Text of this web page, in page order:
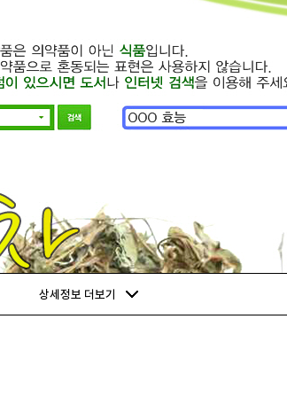
상세정보 더보기